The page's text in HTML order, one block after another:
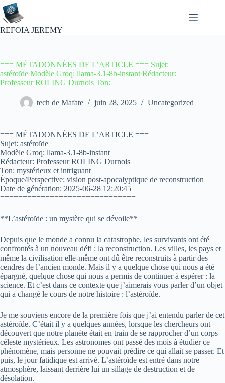
Passer
au
contenu
REFOIA JEREMY
=== MÉTADONNÉES DE L’ARTICLE === Sujet:
astéroïde Modèle Groq: llama-3.1-8b-instant Rédacteur:
Professeur ROLING Durnois Ton:
tech de Mafate juin 28, 2025 Uncategorized
=== MÉTADONNÉES DE L’ARTICLE ===
Sujet: astéroïde
Modèle Groq: llama-3.1-8b-instant
Rédacteur: Professeur ROLING Durnois
Ton: mystérieux et intriguant
Époque/Perspective: vision post-apocalyptique de reconstruction
Date de génération: 2025-06-28 12:20:45
==============================
**L’astéroïde : un mystère qui se dévoile**
Depuis que le monde a connu la catastrophe, les survivants ont été
confrontés à un nouveau défi : la reconstruction. Les villes, les pays et
même la civilisation elle-même ont dû être reconstruits à partir des
cendres de l’ancien monde. Mais il y a quelque chose qui nous a été
épargné, quelque chose qui nous a permis de continuer à espérer : la
science. Et c’est dans ce contexte que j’aimerais vous parler d’un objet
qui a changé le cours de notre histoire : l’astéroïde.
Je me souviens encore de la première fois que j’ai entendu parler de cet
astéroïde. C’était il y a quelques années, lorsque les chercheurs ont
découvert que notre planète était en train de se rapprocher d’un corps
céleste mystérieux. Les astronomes ont passé des mois à étudier ce
phénomène, mais personne ne pouvait prédire ce qui allait se passer. Et
puis, le jour fatidique est arrivé. L’astéroïde est entré dans notre
atmosphère, laissant derrière lui un sillage de destruction et de
désolation.